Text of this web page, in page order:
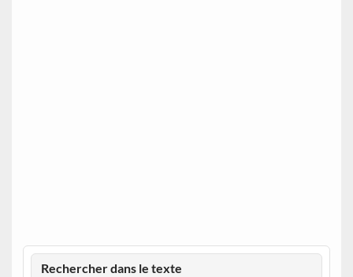
Rechercher dans le texte